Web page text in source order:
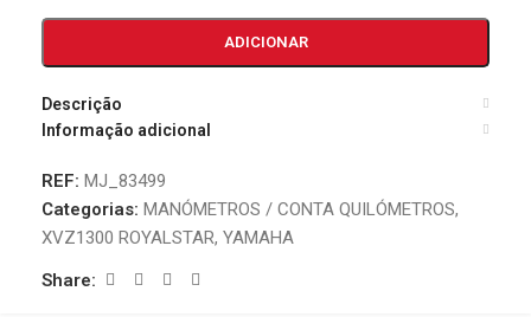
ADICIONAR
Descrição
Informação adicional
REF: MJ_83499
Categorias: MANÓMETROS / CONTA QUILÓMETROS,
XVZ1300 ROYALSTAR, YAMAHA
Share: